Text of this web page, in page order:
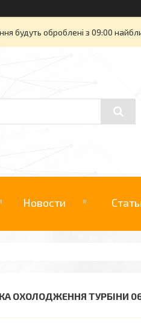
будуть оброблені з 09:00
Новости
ОХОЛОДЖЕННЯ ТУРБІНИ